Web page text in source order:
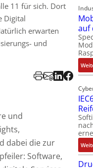
11 für sich. Dort
Digital
erwarten
und
und
dabei die zur
Software,
auf